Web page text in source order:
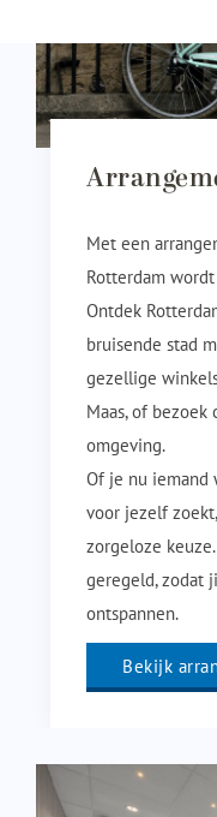
Met een
Rotterdam
Ontdek
bruisende stad
gezellige
Maas, of
omgeving.
Of je nu iemand
voor jezelf
zorgeloze
geregeld, zodat
ontspannen.
Bekijk